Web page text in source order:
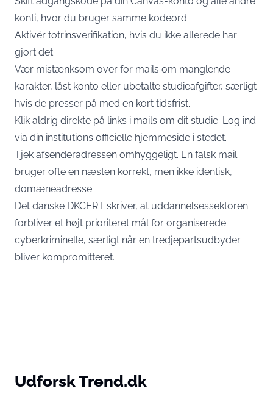
konti, hvor du bruger samme kodeord.
Aktivér totrinsverifikation, hvis du ikke allerede har
gjort det.
Vær mistænksom over for mails om manglende
karakter, låst konto eller ubetalte studieafgifter, særligt
hvis de presser på med en kort tidsfrist.
Klik aldrig direkte på links i mails om dit studie. Log ind
via din institutions officielle hjemmeside i stedet.
Tjek afsenderadressen omhyggeligt. En falsk mail
bruger ofte en næsten korrekt, men ikke identisk,
domæneadresse.
Det danske DKCERT skriver, at uddannelsessektoren
forbliver et højt prioriteret mål for organiserede
cyberkriminelle, særligt når en tredjepartsudbyder
bliver kompromitteret.
Udforsk Trend.dk